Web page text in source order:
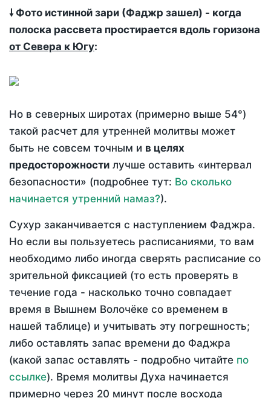
🠗 Фото истинной зари (Фаджр зашел) - когда
полоска рассвета простирается вдоль горизона
от Севера к Югу:
Но в северных широтах (примерно выше 54°)
такой расчет для утренней молитвы может
быть не совсем точным и в целях
предосторожности лучше оставить «интервал
безопасности» (подробнее тут: Во сколько
начинается утренний намаз?).
Сухур заканчивается с наступлением Фаджра.
Но если вы пользуетесь расписаниями, то вам
необходимо либо иногда сверять расписание со
зрительной фиксацией (то есть проверять в
течение года - насколько точно совпадает
время в Вышнем Волочёке со временем в
нашей таблице) и учитывать эту погрешность;
либо оставлять запас времени до Фаджра
(какой запас оставлять - подробно читайте по
ссылке). Время молитвы Духа начинается
примерно через 20 минут после восхода